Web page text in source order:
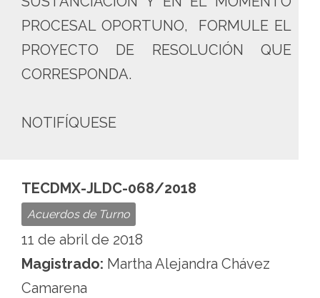
PROCESAL OPORTUNO, FORMULE EL
PROYECTO DE RESOLUCIÓN QUE
CORRESPONDA.
NOTIFÍQUESE
TECDMX-JLDC-068/2018
Acuerdos de Turno
11 de abril de 2018
Magistrado: Martha Alejandra Chávez
Camarena